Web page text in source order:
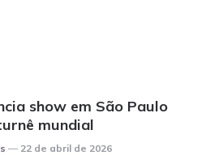
show em São Paulo
mundial
22 de abril de 2026